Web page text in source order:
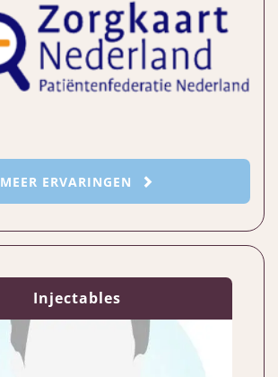
MEER ERVARINGEN
Injectables